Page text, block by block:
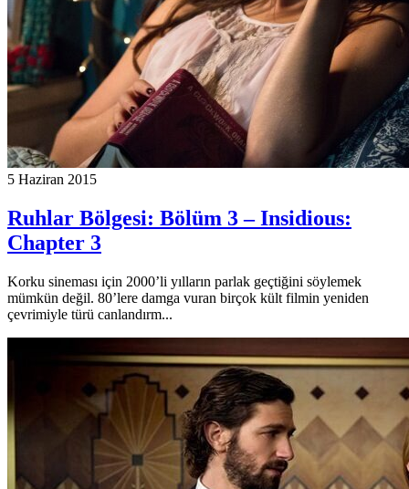
5 Haziran 2015
Ruhlar Bölgesi: Bölüm 3 – Insidious:
Chapter 3
Korku sineması için 2000’li yılların parlak geçtiğini söylemek
mümkün değil. 80’lere damga vuran birçok kült filmin yeniden
çevrimiyle türü canlandırm...